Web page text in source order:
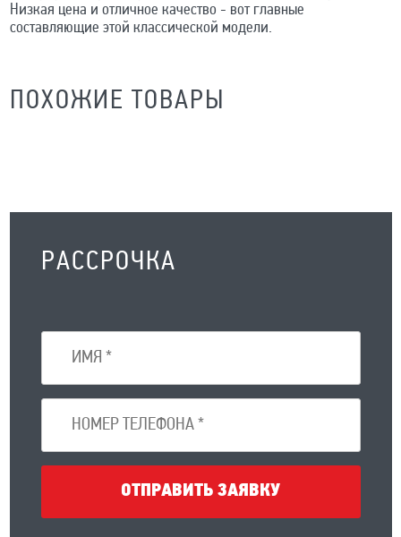
Низкая цена и отличное качество - вот главные
составляющие этой классической модели.
ПОХОЖИЕ ТОВАРЫ
РАССРОЧКА
ОТПРАВИТЬ ЗАЯВКУ